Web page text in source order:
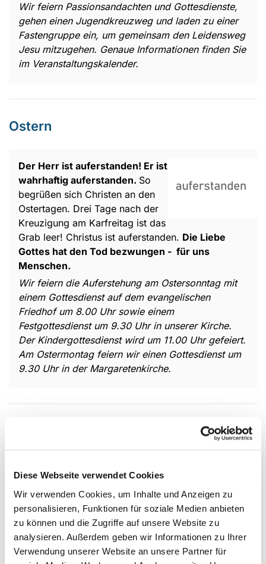
Diese Webseite verwendet Cookies
Wir verwenden Cookies, um Inhalte und Anzeigen zu
personalisieren, Funktionen für soziale Medien anbieten
zu können und die Zugriffe auf unsere Website zu
analysieren. Außerdem geben wir Informationen zu Ihrer
Verwendung unserer Website an unsere Partner für
Wir feiern Passionsandachten und Gottesdienste,
gehen einen Jugendkreuzweg und laden zu einer
Fastengruppe ein, um gemeinsam den Leidensweg
Jesu mitzugehen. Genaue Informationen finden Sie
im Veranstaltungskalender.
Ostern
Der Herr ist auferstanden! Er ist
wahrhaftig auferstanden. So
begrüßen sich Christen an den
Ostertagen. Drei Tage nach der
Kreuzigung am Karfreitag ist das
Grab leer! Christus ist auferstanden. Die Liebe
Gottes hat den Tod bezwungen - für uns
Menschen.
Wir feiern die Auferstehung am Ostersonntag mit
einem Gottesdienst auf dem evangelischen
Friedhof um 8.00 Uhr sowie einem
Festgottesdienst um 9.30 Uhr in unserer Kirche.
Der Kindergottesdienst wird um 11.00 Uhr gefeiert.
Am Ostermontag feiern wir einen Gottesdienst um
9.30 Uhr in der Margaretenkirche.
Wir erinnern uns an den
Jüngern - 40 Tage nach seiner
Auferstehung. Jesus Christus
kehrt zu Gott, seinem Vater in
den Himmel zurück. Und Jesus fragt seine Jünger:
Was steht ihr da und seht zum Himmel? Guckt